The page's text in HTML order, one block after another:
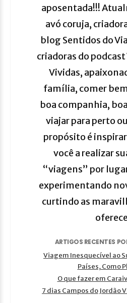
aposentada!!!
avó coruja,
blog Sentidos do
criadoras do
Vividas,
família, comer
boa companhia,
viajar para perto
propósito é
você a realizar
“viagens” por
experimentando
curtindo as
ARTIGOS RECENTES
Viagem Inesquecível ao
Países, Como
O que fazer em
7 dias Campos do Jordão